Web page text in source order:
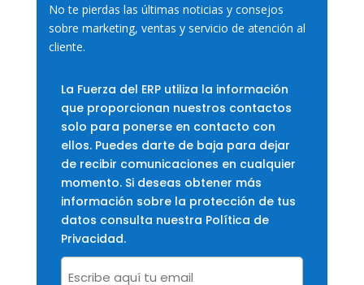
No te pierdas las últimas noticias y consejos
sobre marketing, ventas y servicio de atención al
cliente.
La Fuerza del ERP utiliza la información
que proporcionan nuestros contactos
solo para ponerse en contacto con
ellos. Puedes darte de baja para dejar
de recibir comunicaciones en cualquier
momento. Si deseas obtener más
información sobre la protección de tus
datos consulta nuestra Política de
Privacidad.
Email